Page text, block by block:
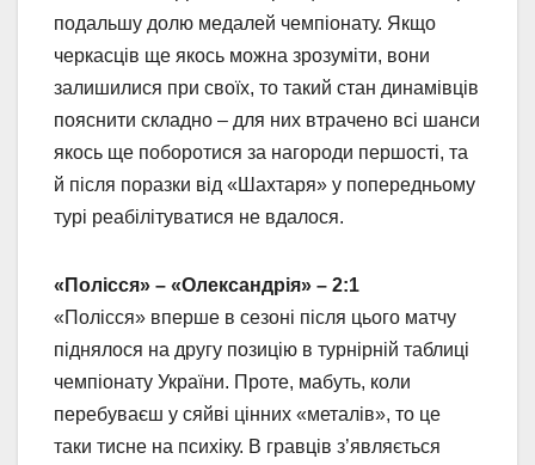
подальшу долю медалей чемпіонату. Якщо
черкасців ще якось можна зрозуміти, вони
залишилися при своїх, то такий стан динамівців
пояснити складно – для них втрачено всі шанси
якось ще поборотися за нагороди першості, та
й після поразки від «Шахтаря» у попередньому
турі реабілітуватися не вдалося.
«Полісся» – «Олександрія» – 2:1
«Полісся» вперше в сезоні після цього матчу
піднялося на другу позицію в турнірній таблиці
чемпіонату України. Проте, мабуть, коли
перебуваєш у сяйві цінних «металів», то це
таки тисне на психіку. В гравців з’являється